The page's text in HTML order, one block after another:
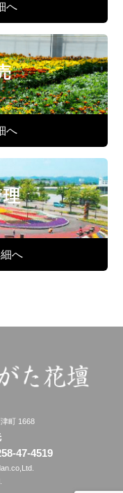
へ
へ
理
へ
町 1668
47-4519